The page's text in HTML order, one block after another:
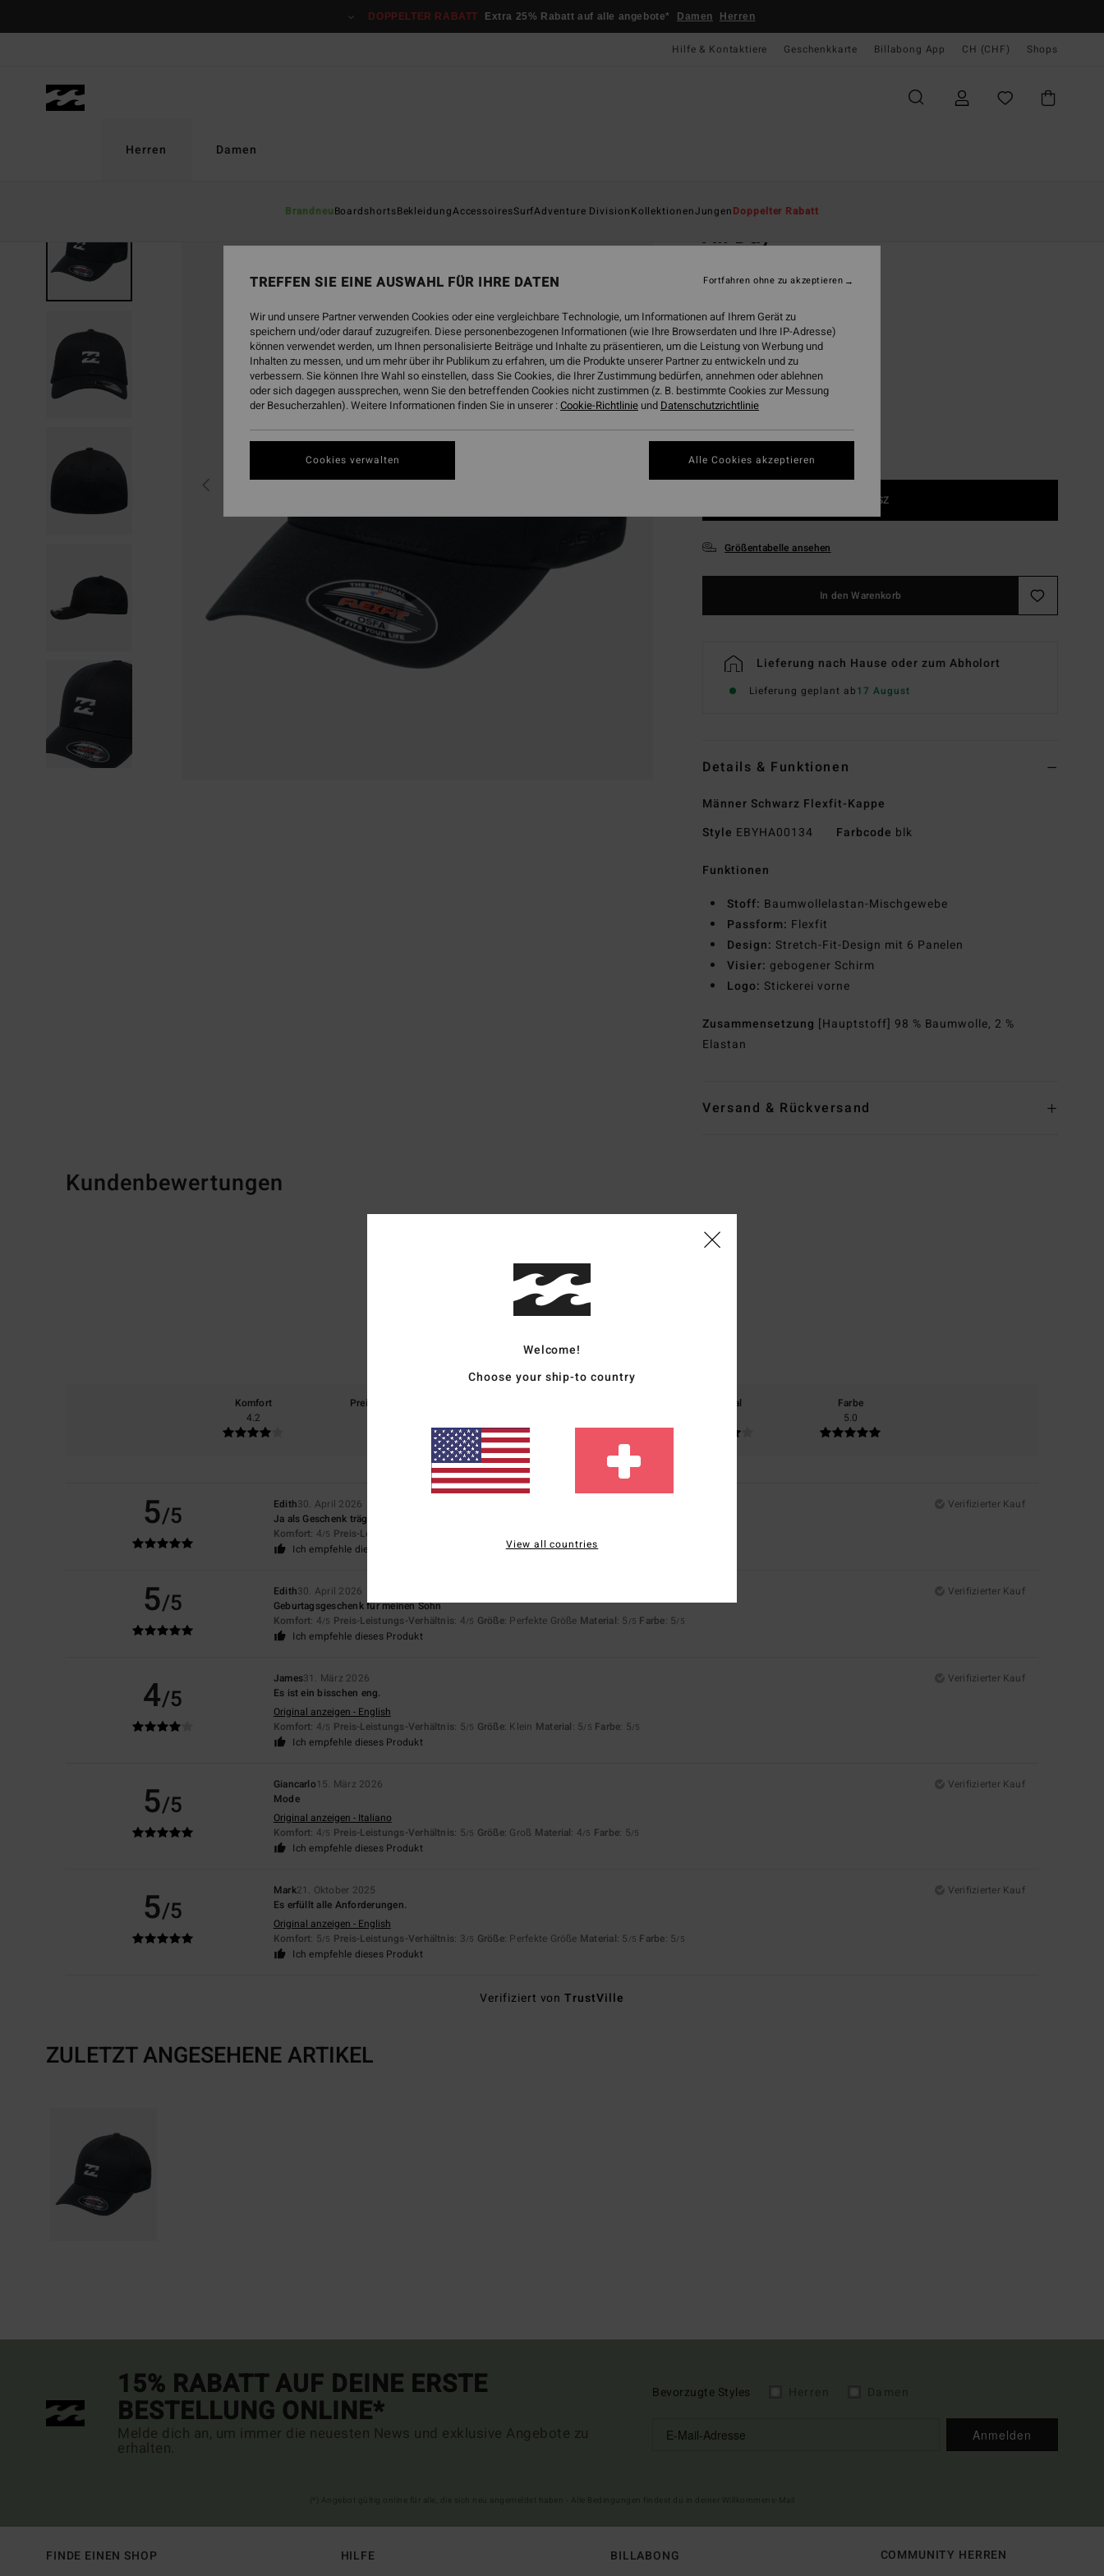
DOPPELTER RABATT Extra 25% Rabatt auf alle angebote* Damen Herren
Hilfe & Kontaktiere Geschenkkarte Billabong App CH (CHF) Shops
Herren
BrandneuBoardshortsBekleidungAccessoiresSurfAdventure DivisionKollektionenJungenDoppelter Rabatt
Damen
All Day
(5 Bewertungen)
CHF 39,00
FarbeBlack
1SZ
Größentabelle ansehen
In den Warenkorb
Lieferung nach Hause oder zum Abholort
Lieferung geplant ab17 August
Details & Funktionen
Männer Schwarz Flexfit-Kappe
Style EBYHA00134 Farbcode blk
Funktionen
Stoff: Baumwollelastan-Mischgewebe
Passform: Flexfit
Design: Stretch-Fit-Design mit 6 Panelen
Visier: gebogener Schirm
Logo: Stickerei vorne
Zusammensetzung [Hauptstoff] 98 % Baumwolle, 2 %
Elastan
Versand & Rückversand
Kundenbewertungen
4.8/5
5 verifizierten Bewertungen
Komfort
4.2
Preis-Leistungs-Verhältnis
Zu groß
Material
Farbe
5.0
5/5 Edith30. April 2026
Verifizierter Kauf
Ja als Geschenk trägt nur diese .arke
Komfort: 4/5 Preis-Leistungs-Verhältnis
Ich empfehle dieses Produkt
5/5 Edith30. April 2026
Verifizierter Kauf
Geburtagsgeschenk für meinen Sohn
Komfort: 4/5 Preis-Leistungs-Verhältnis: 4/5 Größe: Perfekte Größe Material: 5 /5 Farbe: 5/5
Ich empfehle dieses Produkt
4/5
James31. März 2026
Verifizierter Kauf
Es ist ein bisschen eng.
Original anzeigen - English
Komfort: 4/5 Preis-Leistungs-Verhältnis: 5/5 Größe: Klein Material: 5/5 Farbe: 5/5
Ich empfehle dieses Produkt
5/5
Giancarlo15. März 2026
Verifizierter Kauf
Mode
Original anzeigen - Italiano
Komfort: 4/5 Preis-Leistungs-Verhältnis: 5/5 Größe: Groß Material: 4/5 Farbe: 5/5
Ich empfehle dieses Produkt
5/5
Mark21. Oktober 2025
Verifizierter Kauf
Es erfüllt alle Anforderungen.
Original anzeigen - English
Komfort: 5/5 Preis-Leistungs-Verhältnis: 3/5 Größe: Perfekte Größe Material: 5 /5 Farbe: 5/5
Ich empfehle dieses Produkt
Verifiziert vonTrustVille
ZULETZT ANGESEHENE ARTIKEL
15% RABATT AUF DEINE ERSTE
BESTELLUNG ONLINE*
Melde dich an, um immer die neuesten News und exklusive Angebote zu
erhalten.
Bevorzugte Styles
Anmelden
FINDE EINEN SHOP HILFE BILLABONG COMMUNITY HERREN
Welcome!
Choose your ship-to country
View all countries
TREFFEN SIE EINE AUSWAHL FÜR IHRE DATEN
Wir und unsere Partner verwenden Cookies oder eine vergleichbare Technologie, um Informationen auf Ihrem Gerät zu
speichern und/oder darauf zuzugreifen. Diese personenbezogenen Informationen (wie Ihre Browserdaten und Ihre IP-Adresse)
können verwendet werden, um Ihnen personalisierte Beiträge und Inhalte zu präsentieren, um die Leistung von Werbung und
Inhalten zu messen, und um mehr über ihr Publikum zu erfahren, um die Produkte unserer Partner zu entwickeln und zu
verbessern. Sie können Ihre Wahl so einstellen, dass Sie Cookies, die Ihrer Zustimmung bedürfen, annehmen oder ablehnen
oder sich dagegen aussprechen, wenn Sie den betreffenden Cookies nicht zustimmen (z. B. bestimmte Cookies zur Messung
der Besucherzahlen). Weitere Informationen finden Sie in unserer :Cookie-Richtlinie und Datenschutzrichtlinie
Cookies verwalten
Fortfahren ohne zu akzeptieren
Alle Cookies akzeptieren